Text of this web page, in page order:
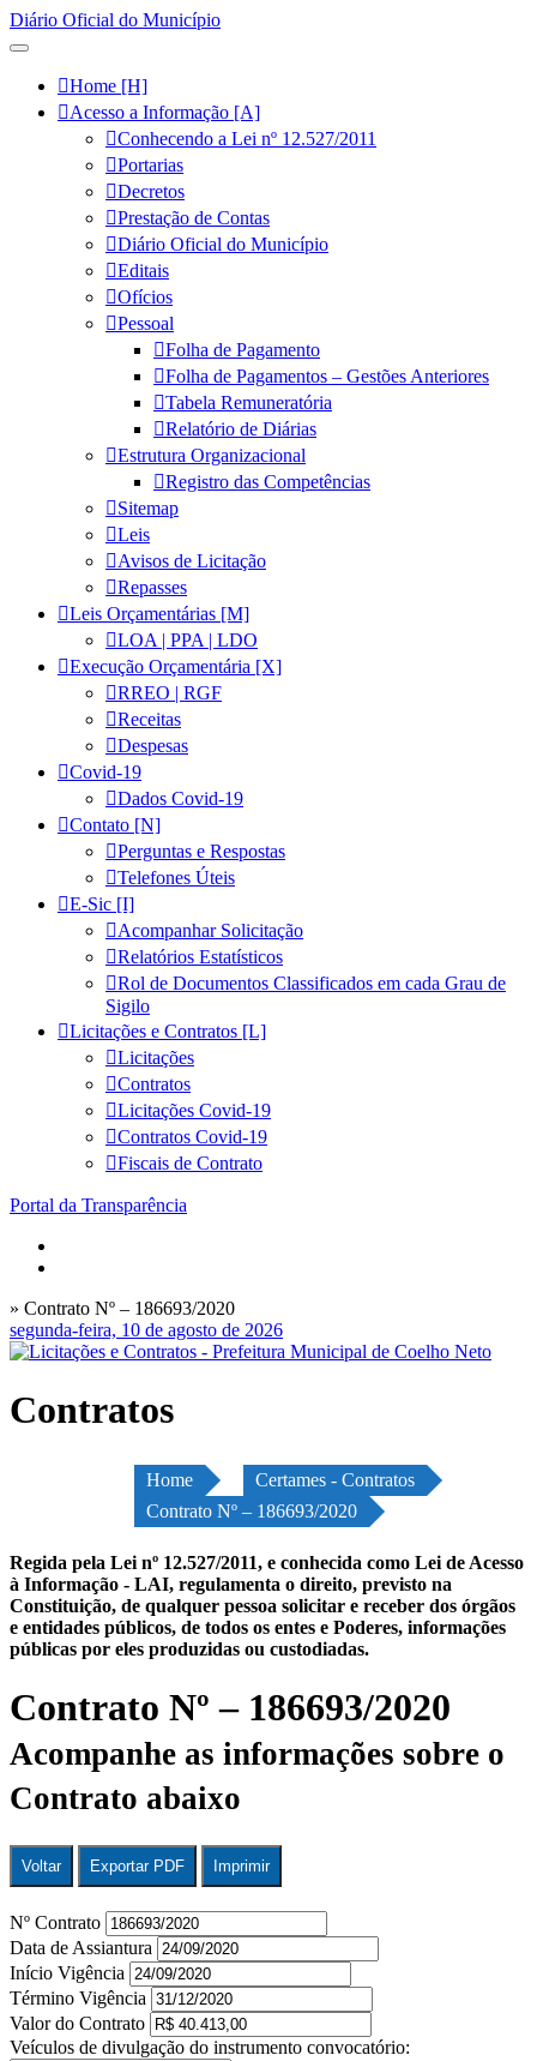
Diário Oficial do Município
Home [H]
Acesso a Informação [A]
Conhecendo a Lei nº 12.527/2011
Portarias
Decretos
Prestação de Contas
Diário Oficial do Município
Editais
Ofícios
Pessoal
Folha de Pagamento
Folha de Pagamentos – Gestões Anteriores
Tabela Remuneratória
Relatório de Diárias
Estrutura Organizacional
Registro das Competências
Sitemap
Leis
Avisos de Licitação
Repasses
Leis Orçamentárias [M]
LOA | PPA | LDO
Execução Orçamentária [X]
RREO | RGF
Receitas
Despesas
Covid-19
Dados Covid-19
Contato [N]
Perguntas e Respostas
Telefones Úteis
E-Sic [I]
Acompanhar Solicitação
Relatórios Estatísticos
Rol de Documentos Classificados em cada Grau de
Sigilo
Licitações e Contratos [L]
Licitações
Contratos
Licitações Covid-19
Contratos Covid-19
Fiscais de Contrato
Portal da Transparência
» Contrato Nº – 186693/2020
segunda-feira, 10 de agosto de 2026
Contratos
Home
Certames - Contratos
Contrato Nº – 186693/2020
Regida pela Lei nº 12.527/2011, e conhecida como Lei de Acesso
à Informação - LAI, regulamenta o direito, previsto na
Constituição, de qualquer pessoa solicitar e receber dos órgãos
e entidades públicos, de todos os entes e Poderes, informações
públicas por eles produzidas ou custodiadas.
Contrato Nº – 186693/2020
Acompanhe as informações sobre o
Contrato abaixo
Voltar Exportar PDF Imprimir
Nº Contrato
Data de Assiantura
Início Vigência
Término Vigência
Valor do Contrato
Veículos de divulgação do instrumento convocatório: